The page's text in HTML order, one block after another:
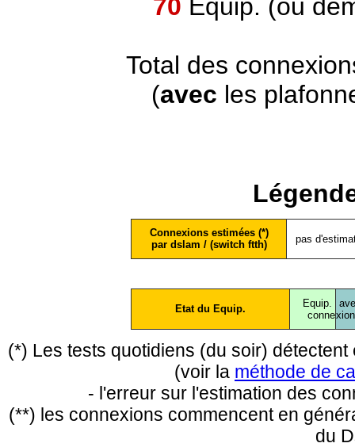
70 Equip. (ou
Total des
(avec les
Connexions estimées (*)
par dslam / (switch ftth)
pas
Etat du Equip.
Equip.
conne
(*) Les tests quotidiens (du soir)
(voir la méthode de
- l'erreur sur l'estimation des
(**) les connexions commencent en
du